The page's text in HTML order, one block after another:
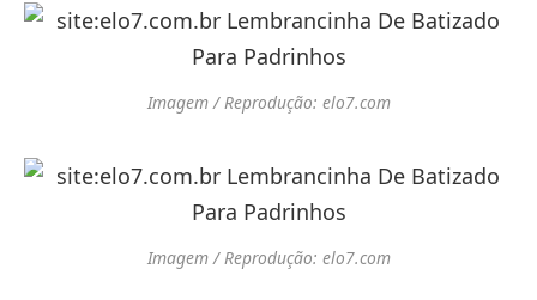
Imagem / Reprodução: elo7.com
Imagem / Reprodução: elo7.com